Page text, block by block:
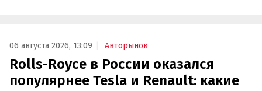
06 августа 2026, 13:09 Авторынок
Rolls-Royce в России оказался
популярнее Tesla и Renault: какие